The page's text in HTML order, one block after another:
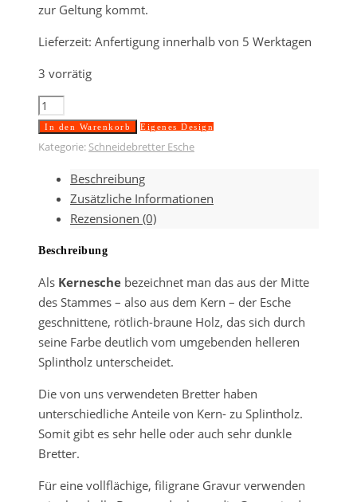
zur Geltung kommt.
Lieferzeit: Anfertigung innerhalb von 5 Werktagen
3 vorrätig
Schneidebrett
Esche
mit
40x25x2
Menge
In den Warenkorb Eigenes Design
Kategorie: Schneidebretter Esche
Beschreibung
Zusätzliche Informationen
Rezensionen (0)
Beschreibung
Als Kernesche bezeichnet man das aus der Mitte
des Stammes – also aus dem Kern – der Esche
geschnittene, rötlich-braune Holz, das sich durch
seine Farbe deutlich vom umgebenden helleren
Splintholz unterscheidet.
Die von uns verwendeten Bretter haben
unterschiedliche Anteile von Kern- zu Splintholz.
Somit gibt es sehr helle oder auch sehr dunkle
Bretter.
Für eine vollflächige, filigrane Gravur verwenden